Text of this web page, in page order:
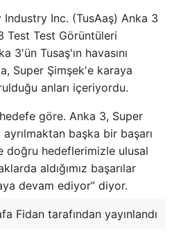
Industry Inc. (TusAaş) Anka 3
Test Test Görüntüleri
3'ün Tusaş'ın havasını
Super Şimşek'e karaya
anları içeriyordu.
göre. Anka 3, Super
başka bir başarı
doğru hedeflerimizle ulusal
aldığımız başarılar
devam ediyor” diyor.
Fidan tarafından yayınlandı